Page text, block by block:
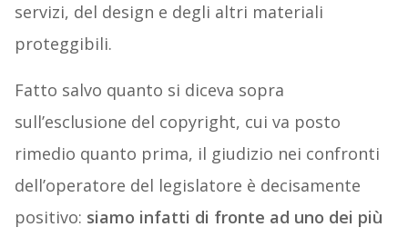
servizi, del design e degli altri materiali
proteggibili.
Fatto salvo quanto si diceva sopra
sull’esclusione del copyright, cui va posto
rimedio quanto prima, il giudizio nei confronti
dell’operatore del legislatore è decisamente
positivo: siamo infatti di fronte ad uno dei più